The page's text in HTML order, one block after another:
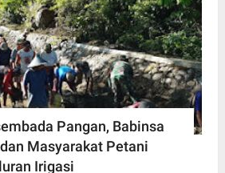
Pangan, Babinsa
Masyarakat Petani
Irigasi